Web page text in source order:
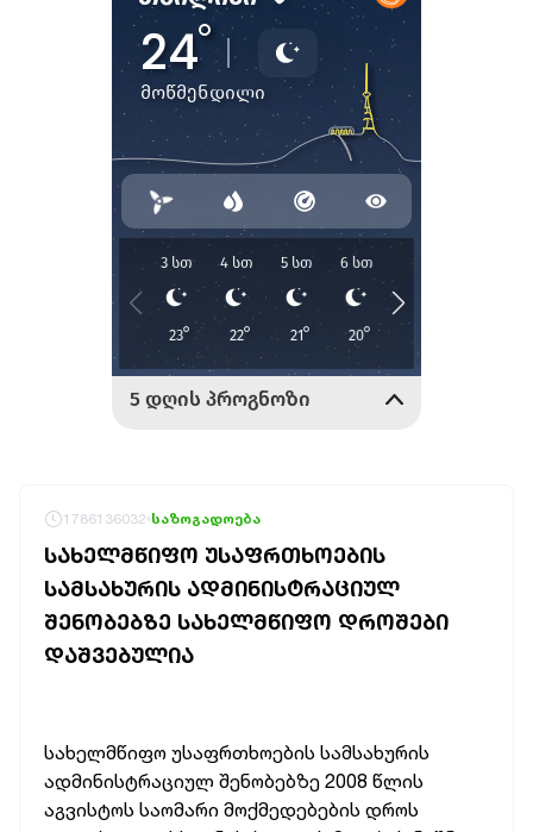
1786136032 საზოგადოება
ᲡᲐᲮᲔᲚᲛᲬᲘᲤᲝ ᲣᲡᲐᲤᲠᲗᲮᲝᲔᲑᲘᲡ
ᲡᲐᲛᲡᲐᲮᲣᲠᲘᲡ ᲐᲓᲛᲘᲜᲘᲡᲢᲠᲐᲪᲘᲣᲚ
ᲨᲔᲜᲝᲑᲔᲑᲖᲔ ᲡᲐᲮᲔᲚᲛᲬᲘᲤᲝ ᲓᲠᲝᲨᲔᲑᲘ
ᲓᲐᲨᲕᲔᲑᲣᲚᲘᲐ
სახელმწიფო უსაფრთხოების სამსახურის
ადმინისტრაციულ შენობებზე 2008 წლის
აგვისტოს საომარი მოქმედებების დროს